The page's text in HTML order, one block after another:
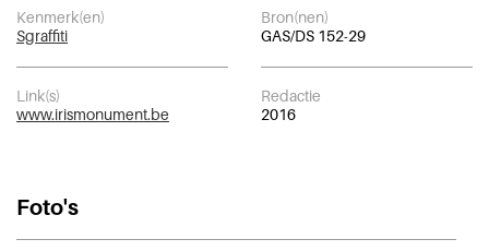
Kenmerk(en)
Sgraffiti
Bron(nen)
GAS/DS 152-29
Link(s)
www.irismonument.be
Redactie
2016
Foto's